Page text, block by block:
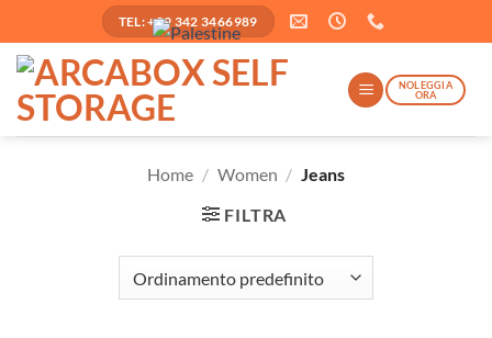
ai
contenuti
TEL: +39 342 3466989
NOLEGGIA
ORA
Home / Women / Jeans
FILTRA